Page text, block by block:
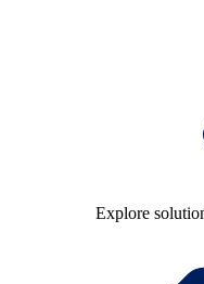
Explore